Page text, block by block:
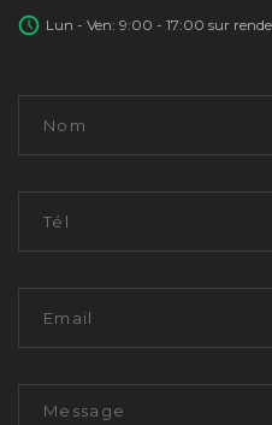
Lun - Ven: 9:00 - 17:00 sur